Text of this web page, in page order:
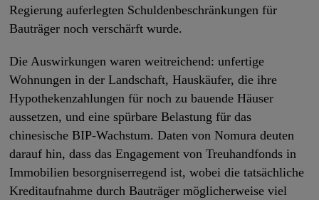
Regierung auferlegten Schuldenbeschränkungen für
Bauträger noch verschärft wurde.
Die Auswirkungen waren weitreichend: unfertige
Wohnungen in der Landschaft, Hauskäufer, die ihre
Hypothekenzahlungen für noch zu bauende Häuser
aussetzen, und eine spürbare Belastung für das
chinesische BIP-Wachstum. Daten von Nomura deuten
darauf hin, dass das Engagement von Treuhandfonds in
Immobilien besorgniserregend ist, wobei die tatsächliche
Kreditaufnahme durch Bauträger möglicherweise viel